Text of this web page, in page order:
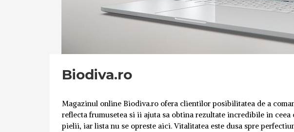
Biodiva.ro
Magazinul online Biodiva.ro ofera clientilor posibilitatea de a
reflecta frumusetea si ii ajuta sa obtina rezultate incredibile in
pielii, iar lista nu se opreste aici. Vitalitatea este dusa spre